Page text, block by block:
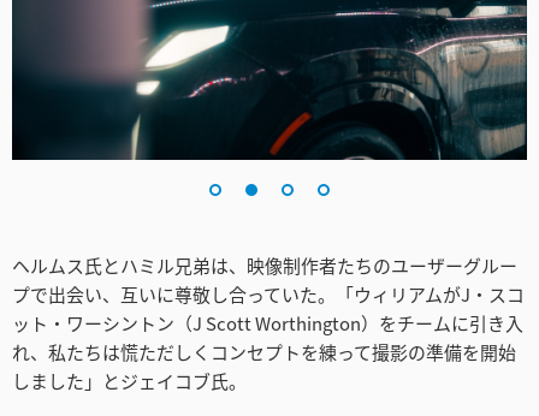
Sweden
Chinese Taipei
Ukraine
United Kingdom
ヘルムス氏とハミル兄弟は、映像制作者たちのユーザーグルー
プで出会い、互いに尊敬し合っていた。「ウィリアムがJ・スコ
ット・ワーシントン（J Scott Worthington）をチームに引き入
れ、私たちは慌ただしくコンセプトを練って撮影の準備を開始
しました」とジェイコブ氏。